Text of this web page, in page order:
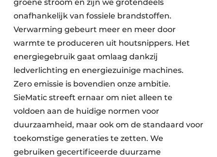
groene stroom en zijn we grotendeels
onafhankelijk van fossiele brandstoffen.
Verwarming gebeurt meer en meer door
warmte te produceren uit houtsnippers. Het
energiegebruik gaat omlaag dankzij
ledverlichting en energiezuinige machines.
Zero emissie is bovendien onze ambitie.
SieMatic streeft ernaar om niet alleen te
voldoen aan de huidige normen voor
duurzaamheid, maar ook om de standaard voor
toekomstige generaties te zetten. We
gebruiken gecertificeerde duurzame